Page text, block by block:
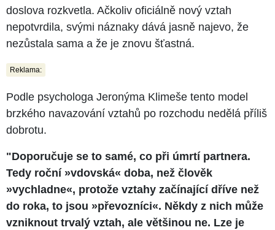
doslova rozkvetla. Ačkoliv oficiálně nový vztah
nepotvrdila, svými náznaky dává jasně najevo, že
nezůstala sama a že je znovu šťastná.
Reklama:
Podle psychologa Jeronýma Klimeše tento model
brzkého navazování vztahů po rozchodu nedělá příliš
dobrotu.
"Doporučuje se to samé, co při úmrtí partnera.
Tedy roční »vdovská« doba, než člověk
»vychladne«, protože vztahy začínající dříve než
do roka, to jsou »převozníci«. Někdy z nich může
vzniknout trvalý vztah, ale většinou ne. Lze je